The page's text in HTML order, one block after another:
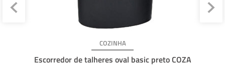
COZINHA
Escorredor de talheres oval basic preto COZA